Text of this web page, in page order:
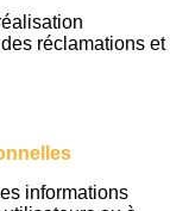
réclamations et
informations